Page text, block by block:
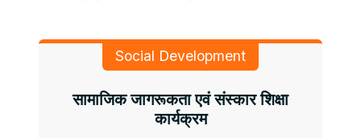
Social Development
सामाजिक जागरूकता एवं संस्कार शिक्षा
कार्यक्रम